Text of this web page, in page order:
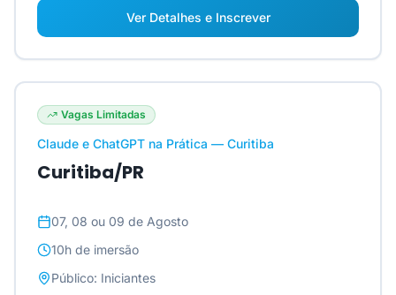
Ver Detalhes e Inscrever
Vagas Limitadas
Claude e ChatGPT na Prática — Curitiba
Curitiba/PR
07, 08 ou 09 de Agosto
10h de imersão
Público: Iniciantes